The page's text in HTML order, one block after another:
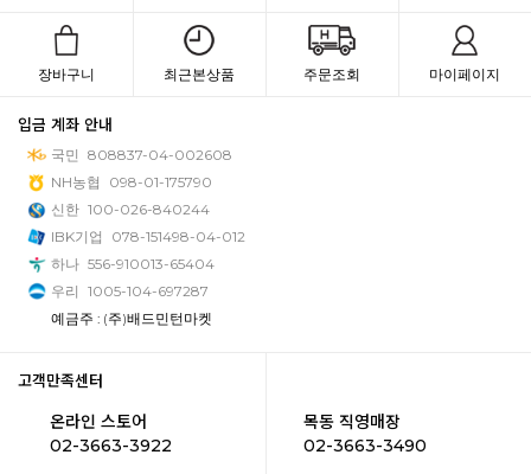
장바구니 최근본상품 주문조회 마이페이지
입금 계좌 안내
국민 808837-04-002608
NH농협
098-01-175790
신한 100-026-840244
IBK기업
078-151498-04-012
하나 556-910013-65404
우리 1005-104-697287
예금주 : (주)배드민턴마켓
고객만족센터
온라인 스토어
02-3663-3922
목동 직영매장
02-3663-3490